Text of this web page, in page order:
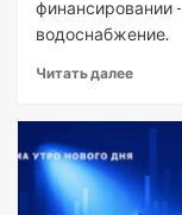
финансировании -
водоснабжение.
Читать далее